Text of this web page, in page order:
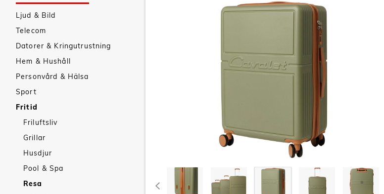
Ljud & Bild
Telecom
Datorer & Kringutrustning
Hem & Hushåll
Personvård & Hälsa
Sport
Fritid
Friluftsliv
Grillar
Husdjur
Pool & Spa
Resa